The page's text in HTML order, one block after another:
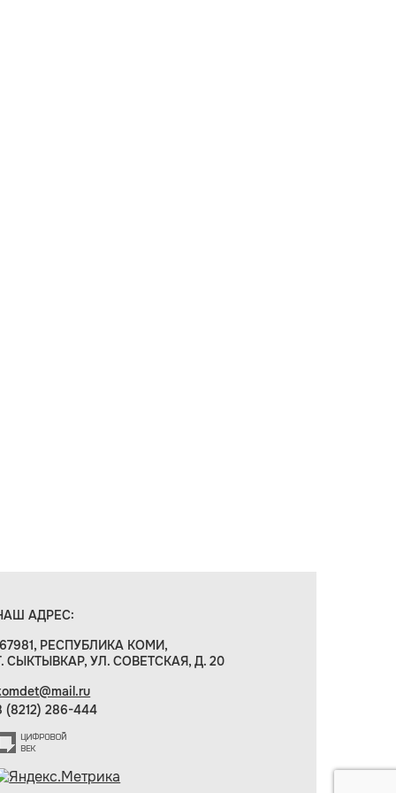
АДРЕС:
РЕСПУБЛИКА КОМИ,
СЫКТЫВКАР, УЛ. СОВЕТСКАЯ, Д. 20
(8212) 286-444